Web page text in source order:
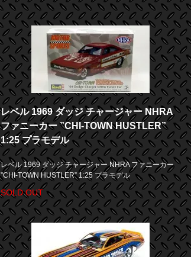
レベル 1969 ダッジ チャージャー NHRA
ファニーカー ”CHI-TOWN HUSTLER”
1:25 プラモデル
レベル 1969 ダッジ チャージャー NHRA ファニーカー
”CHI-TOWN HUSTLER” 1:25 プラモデル
SOLD OUT